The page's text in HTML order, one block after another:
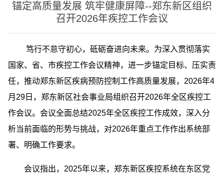
锚定高质量发展 筑牢健康屏障--郑东新区组织
召开2026年疾控工作会议
笃行不怠守初心，砥砺奋进向未来。为深入贯彻落实
国家、省、市疾控工作会议精神，进一步锚定目标、压实责
任，推动郑东新区疾病预防控制工作高质量发展，2026年4
月29日，郑东新区社会事业局组织召开2026年全区疾控工
作会议。会议全面总结2025年全区疾控工作成效，深入分
析当前面临的形势与挑战，对2026年重点工作作出系统部
署、明确工作要求。
会议指出，2025年以来，郑东新区疾控系统在东区党